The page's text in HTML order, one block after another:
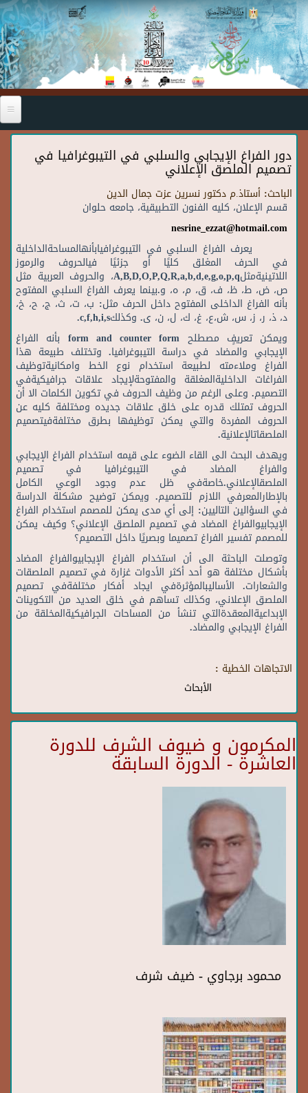
Skip to main content
دور الفراغ الإيجابي والسلبي في التيبوغرافيا في
تصميم الملصق الإعلاني
الباحث: أستاذ.م دكتور نسرين عزت جمال الدين
قسم الإعلان، كليه الفنون التطبيقية، جامعه حلوان
nesrine_ezzat@hotmail.com
يعرف الفراغ السلبي في التيبوغرافيابأنهالمساحةالداخلية
في الحرف المغلق كليًا أو جزئيًا فيالحروف والرموز
اللاتينيةمثلA,B,D,O,P,Q,R,a,b,d,e,g,o,p,q، والحروف العربية مثل
ص، ض، ط، ظ، ف، ق، م، ه، و.بينما يعرف الفراغ السلبي المفتوح
بأنه الفراغ الداخلى المفتوح داخل الحرف مثل: ب، ت، ث، ج، ح، خ،
د، ذ، ر، ز، س، ش،ع، غ، ك، ل، ن، ى. وكذلكc,f,h,i,s.
ويمكن تعريفٍ مصطلح form and counter form بأنه الفراغ
الإيجابي والمضاد في دراسة التيبوغرافيا. وتختلف طبيعة هذا
الفراغ وملاءمته لطبيعة استخدام نوع الخط وامكانيةتوظيف
الفراغات الداخليةالمغلقة والمفتوحةلإيجاد علاقات جرافيكيةفي
التصميم. وعلى الرغم من وظيف الحروف في تكوين الكلمات الا أن
الحروف تمتلك قدره على خلق علاقات جديده ومختلفة كليه عن
الحروف المفردة والتي يمكن توظيفها بطرق مختلفةفيتصميم
الملصقاتالإعلانية.
ويهدف البحث الى القاء الضوء على قيمه استخدام الفراغ الإيجابي
والفراغ المضاد في التيبوغرافيا في تصميم
الملصقالإعلاني.خاصةفي ظل عدم وجود الوعي الكامل
بالإطارالمعرفي اللازم للتصميم. ويمكن توضيح مشكلة الدراسة
في السؤالين التاليين: إلى أي مدى يمكن للمصمم استخدام الفراغ
الإيجابيوالفراغ المضاد في تصميم الملصق الإعلاني؟ وكيف يمكن
للمصمم تفسير الفراغ تصميما وبصريًا داخل التصميم؟
وتوصلت الباحثة الى أن استخدام الفراغ الإيجابيوالفراغ المضاد
بأشكال مختلفة هو أحد أكثر الأدوات غزارة في تصميم الملصقات
والشعارات. الأساليبالمؤثرةفي ايجاد أفكار مختلفةفي تصميم
الملصق الإعلاني، وكذلك تساهم في خلق العديد من التكوينات
الإبداعيةالمعقدةالتي تنشأ من المساحات الجرافيكيةالمخلقة من
الفراغ الإيجابي والمضاد.
الاتجاهات الخطية :
الأبحاث
المكرمون و ضيوف الشرف للدورة
العاشرة - الدورة السابقة
محمود برجاوي - ضيف شرف